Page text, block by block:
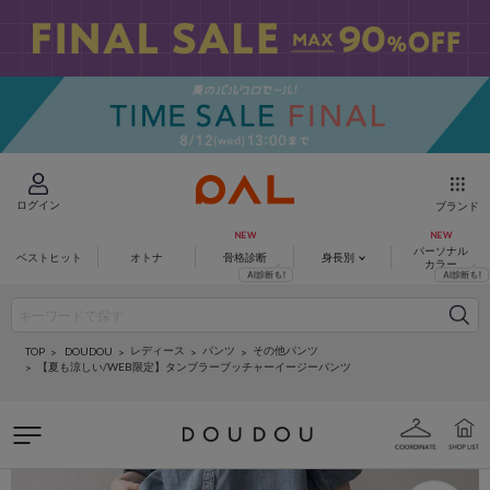
ログイン ブランド
ベストヒット オトナ 骨格診断 身長別
パーソナル
カラー
TOP DOUDOU レディース パンツ
その他パンツ
【夏も涼しい/WEB限定】タンブラーブッチャーイージーパンツ